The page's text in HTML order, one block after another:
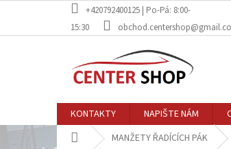
obsah
+420792400125 | Po-Pá: 8:00-
15:30
KONTAKTY NAPIŠTE NÁM
Domů MANŽETY ŘADÍCÍCH PÁK